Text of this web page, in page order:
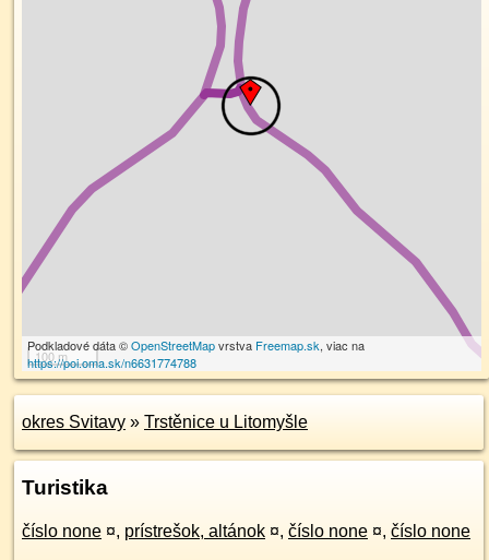
100 m
Podkladové dáta ©OpenStreetMapvrstva Freemap.sk, viac na
https://poi.oma.sk/n6631774788
okres Svitavy » Trstěnice u Litomyšle
Turistika
číslo none ¤, prístrešok, altánok ¤, číslo none ¤, číslo none